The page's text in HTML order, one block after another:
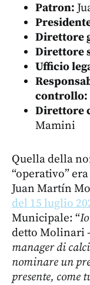
Patron:
Direttore
Direttore
Ufficio
controllo:
Direttore
Mamini
Quella della
“operativo”
Juan Martín
del 15 luglio
Municipale: “
detto Molinari
manager di
nominare un
presente, come